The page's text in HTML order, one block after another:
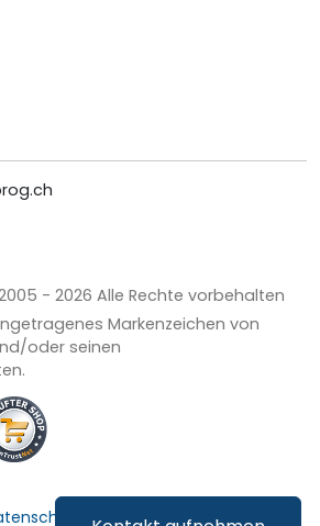
- 2026 Alle Rechte vorbehalten
Markenzeichen von
oder seinen
& Cookies